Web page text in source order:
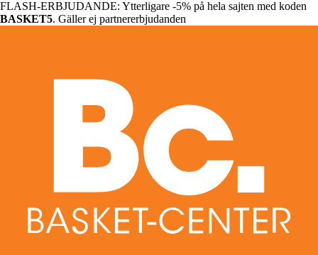
FLASH-ERBJUDANDE: Ytterligare -5% på hela sajten med koden
BASKET5. Gäller ej partnererbjudanden